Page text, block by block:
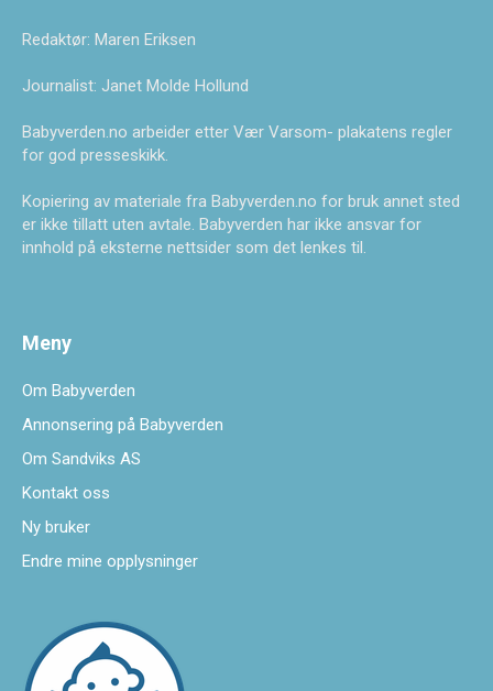
Redaktør: Maren Eriksen
Journalist: Janet Molde Hollund
Babyverden.no arbeider etter Vær Varsom- plakatens regler
for god presseskikk.
Kopiering av materiale fra Babyverden.no for bruk annet sted
er ikke tillatt uten avtale. Babyverden har ikke ansvar for
innhold på eksterne nettsider som det lenkes til.
Meny
Om Babyverden
Annonsering på Babyverden
Om Sandviks AS
Kontakt oss
Ny bruker
Endre mine opplysninger